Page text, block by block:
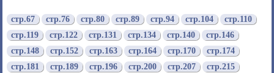
стр.67 стр.76 стр.80 стр.89 стр.94 стр.104
стр.110
стр.119
стр.122 стр.131 стр.134 стр.140
стр.146
стр.148
стр.152 стр.163 стр.164 стр.170
стр.174
стр.181
стр.189 стр.196 стр.200 стр.207
стр.215